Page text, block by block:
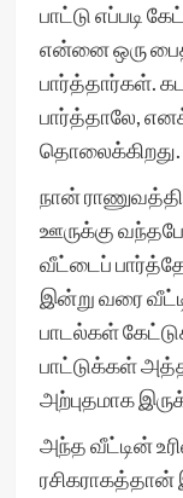
பாட்டு எப்படி
என்னை ஒரு
பார்த்தார்கள்.
பார்த்தாலே,
தொலைக்கிறது.
நான்
ஊருக்கு
வீட்டைப்
இன்று வரை
பாடல்கள்
பாட்டுக்கள்
அற்புதமாக
அந்த வீட்டின்
ரசிகராகத்தான்